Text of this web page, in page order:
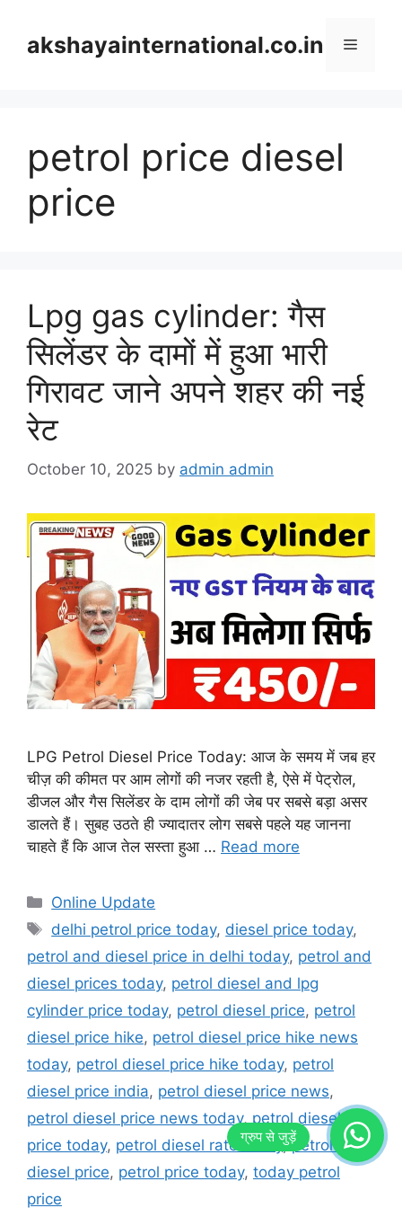
contentakshayainternational.co.in Menu
petrol price diesel
price
Lpg gas cylinder: गैस
सिलेंडर के दामों में हुआ भारी
गिरावट जाने अपने शहर की नई
रेट
October 10, 2025 by admin admin
LPG Petrol Diesel Price Today: आज के समय में जब हर
चीज़ की कीमत पर आम लोगों की नजर रहती है, ऐसे में पेट्रोल,
डीजल और गैस सिलेंडर के दाम लोगों की जेब पर सबसे बड़ा असर
डालते हैं। सुबह उठते ही ज्यादातर लोग सबसे पहले यह जानना
चाहते हैं कि आज तेल सस्ता हुआ … Read more
Categories
Online Update
Tags
delhi petrol price today, diesel price today,
petrol and diesel price in delhi today, petrol and
diesel prices today, petrol diesel and lpg
cylinder price today, petrol diesel price, petrol
diesel price hike, petrol diesel price hike news
today, petrol diesel price hike today, petrol
diesel price india, petrol diesel price news,
petrol diesel price news today, petrol diesel
price today, petrol diesel rate today,petrol price
diesel price, petrol price today, today petrol
price